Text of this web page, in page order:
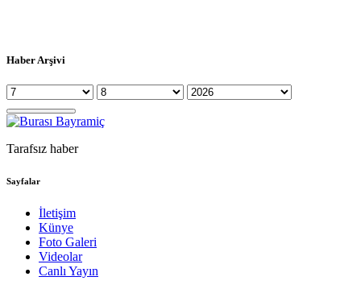
Haber Arşivi
Tarafsız haber
Sayfalar
İletişim
Künye
Foto Galeri
Videolar
Canlı Yayın